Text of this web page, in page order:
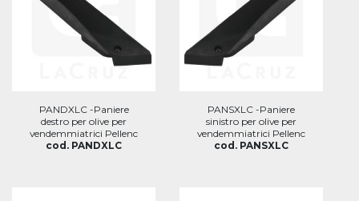
PANDXLC -Paniere
destro per olive per
vendemmiatrici Pellenc
cod. PANDXLC
PANSXLC -Paniere
sinistro per olive per
vendemmiatrici Pellenc
cod. PANSXLC